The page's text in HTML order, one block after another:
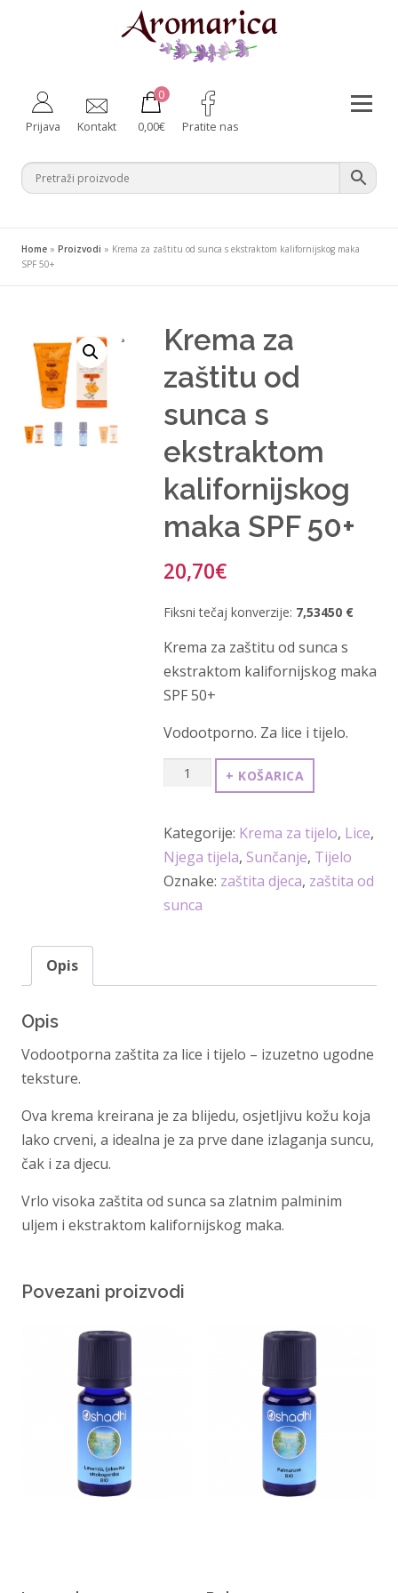
Prijava Kontakt
0
0,00€ Pratite nas
Za kućne ljubimce
Home» Proizvodi » Krema za zaštitu od sunca s ekstraktom kalifornijskog maka
SPF 50+
¸
Krema za
zaštitu od
sunca s
ekstraktom
kalifornijskog
maka SPF 50+
20,70€
Fiksni tečaj konverzije: 7,53450 €
Krema za zaštitu od sunca s
ekstraktom kalifornijskog maka
SPF 50+
Vodootporno. Za lice i tijelo.
Krema
od
sunca
s
ekstraktom
SPF
+ KOŠARICA
Kategorije: Krema za tijelo, Lice,
Njega tijela, Sunčanje, Tijelo
Oznake: zaštita djeca, zaštita od
sunca
Opis
Opis
Vodootporna zaštita za lice i tijelo – izuzetno ugodne
teksture.
Ova krema kreirana je za blijedu, osjetljivu kožu koja
lako crveni, a idealna je za prve dane izlaganja suncu,
čak i za djecu.
Vrlo visoka zaštita od sunca sa zlatnim palminim
uljem i ekstraktom kalifornijskog maka.
Povezani proizvodi